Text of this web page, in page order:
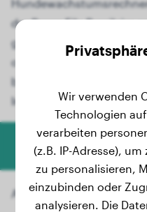
der Rasse Fila Brasileiro
gerade einen niedlichen
oder dein Junghund
benutzerfreundliches
Informationen.
Aktuelles Gewicht
Wir verwenden
Technologien
verarbeiten
(z.B. IP-Adresse),
zu personalisieren,
einzubinden oder
analysieren. Die